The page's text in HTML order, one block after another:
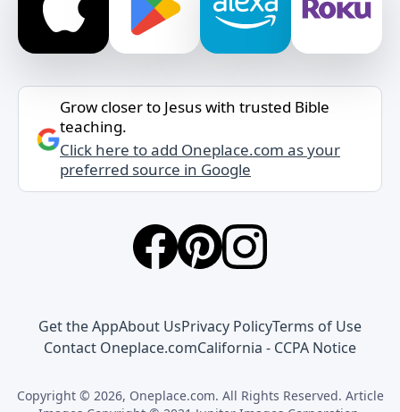
Grow closer to Jesus with trusted Bible
teaching.
Click here to add Oneplace.com as your
preferred source in Google
Get the AppAbout UsPrivacy PolicyTerms of Use
Contact Oneplace.comCalifornia - CCPA Notice
Copyright © 2026, Oneplace.com. All Rights Reserved. Article